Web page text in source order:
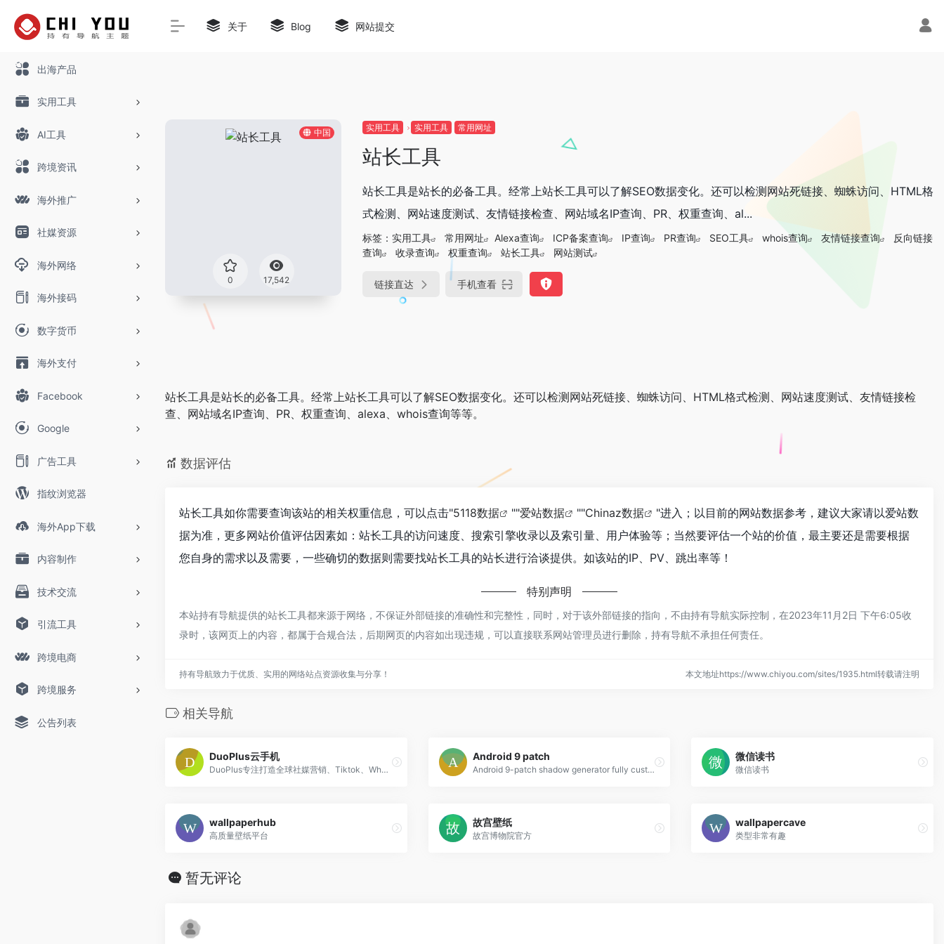
出海产品
实用工具
AI工具
跨境资讯
海外推广
社媒资源
海外网络
海外接码
数字货币
海外支付
Facebook
Google
广告工具
指纹浏览器
海外App下载
内容制作
技术交流
引流工具
跨境电商
跨境服务
公告列表
关于 Blog 网站提交
中国
0 17,542
实用工具 实用工具 常用网址
站长工具
站长工具是站长的必备工具。经常上站长工具可以了解SEO数据变化。还可以检测网站死链接、蜘蛛访问、HTML格
式检测、网站速度测试、友情链接检查、网站域名IP查询、PR、权重查询、al...
标签： 实用工具 常用网址 Alexa查询 ICP备案查询 IP查询 PR查询 SEO工具 whois查询 友情链接查询
反向链接
查询
收录查询 权重查询 站长工具 网站测试
链接直达 手机查看
站长工具是站长的必备工具。经常上站长工具可以了解SEO数据变化。还可以检测网站死链接、蜘蛛访问、HTML格式检测、网站速度测试、友情链接检
查、网站域名IP查询、PR、权重查询、alexa、whois查询等等。
数据评估
站长工具如你需要查询该站的相关权重信息，可以点击"5118数据 ""爱站数据 ""Chinaz数据
"进入；以目前的网站数据参考，建议大家请以爱站数
据为准，更多网站价值评估因素如：站长工具的访问速度、搜索引擎收录以及索引量、用户体验等；当然要评估一个站的价值，最主要还是需要根据
您自身的需求以及需要，一些确切的数据则需要找站长工具的站长进行洽谈提供。如该站的IP、PV、跳出率等！
特别声明
本站持有导航提供的站长工具都来源于网络，不保证外部链接的准确性和完整性，同时，对于该外部链接的指向，不由持有导航实际控制，在2023年11月2日 下午6:05收
录时，该网页上的内容，都属于合规合法，后期网页的内容如出现违规，可以直接联系网站管理员进行删除，持有导航不承担任何责任。
持有导航致力于优质、实用的网络站点资源收集与分享！ 本文地址https://www.chiyou.com/sites/1935.html转载请注明
相关导航
DuoPlus云手机
DuoPlus专注打造全球社媒营销、Tiktok、WhatsApp专用云手机，不需要下载客户端，流畅运用实体手机所有的功能。
Android 9 patch
Android 9-patch shadow generator fully customizable shadows
微信读书
微信读书
wallpaperhub
高质量壁纸平台
故宫壁纸
故宫博物院官方
wallpapercave
类型非常有趣
暂无评论